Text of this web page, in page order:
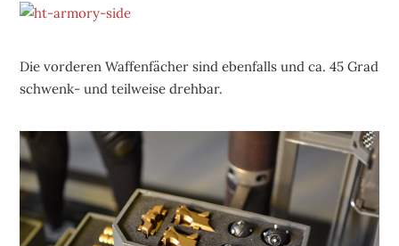
Die vorderen Waffenfächer sind ebenfalls und ca. 45 Grad
schwenk- und teilweise drehbar.